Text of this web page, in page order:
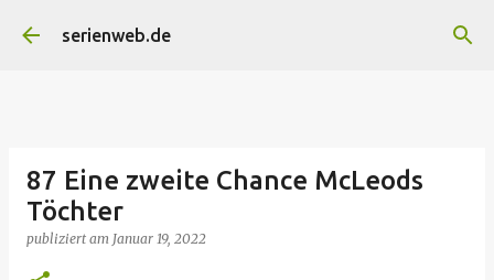
Direkt zum Hauptbereich
serienweb.de
87 Eine zweite Chance McLeods
Töchter
publiziert am Januar 19, 2022